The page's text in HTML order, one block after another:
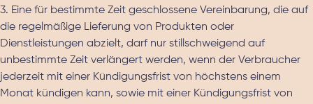
3. Eine für bestimmte Zeit geschlossene Vereinbarung, die auf
die regelmäßige Lieferung von Produkten oder
Dienstleistungen abzielt, darf nur stillschweigend auf
unbestimmte Zeit verlängert werden, wenn der Verbraucher
jederzeit mit einer Kündigungsfrist von höchstens einem
Monat kündigen kann, sowie mit einer Kündigungsfrist von